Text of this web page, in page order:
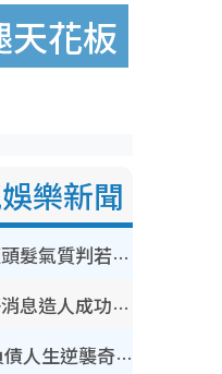
天花板
樂新聞
簡淑兒染金毛剪短頭髮氣質判若兩人！嚇壞老公麥大力都認唔出：「你做咩事？」
湯洛雯傳終於有好消息造人成功！兩大細節曝孕味極濃惹猜測：大肚婆先會咁！
五索親揭10年前負債人生逆襲奇蹟！全靠去一地方轉運後即遇上馬先生